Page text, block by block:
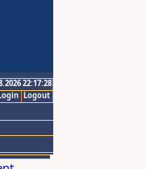
22:17:28
Logout